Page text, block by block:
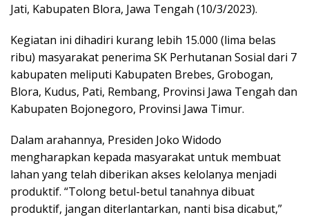
Jati, Kabupaten Blora, Jawa Tengah (10/3/2023).
Kegiatan ini dihadiri kurang lebih 15.000 (lima belas
ribu) masyarakat penerima SK Perhutanan Sosial dari 7
kabupaten meliputi Kabupaten Brebes, Grobogan,
Blora, Kudus, Pati, Rembang, Provinsi Jawa Tengah dan
Kabupaten Bojonegoro, Provinsi Jawa Timur.
Dalam arahannya, Presiden Joko Widodo
mengharapkan kepada masyarakat untuk membuat
lahan yang telah diberikan akses kelolanya menjadi
produktif. “Tolong betul-betul tanahnya dibuat
produktif, jangan diterlantarkan, nanti bisa dicabut,”